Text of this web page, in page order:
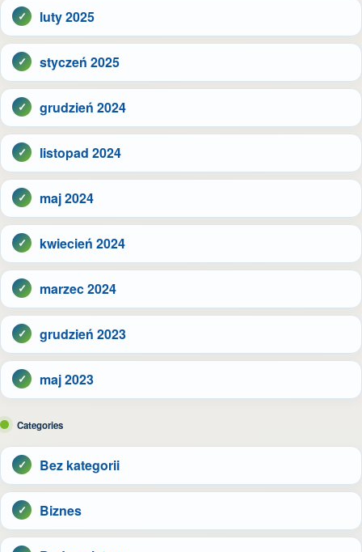
luty 2025
styczeń 2025
grudzień 2024
listopad 2024
maj 2024
kwiecień 2024
marzec 2024
grudzień 2023
maj 2023
Categories
Bez kategorii
Biznes